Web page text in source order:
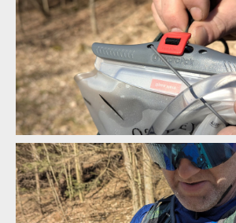
Osprey Escapist Velocity 6
Osprey Escapist Velocity 6
Osprey Escapist Velocity 6
Osprey Escapist Velocity 6
Osprey Escapist Velocity 6
Osprey Escapist Velocity 6